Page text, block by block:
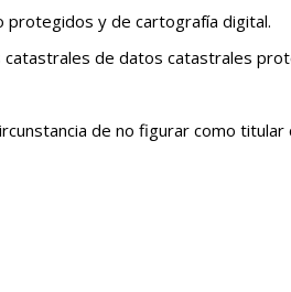
protegidos y de cartografía digital.
catastrales de datos catastrales
de no figurar como titular